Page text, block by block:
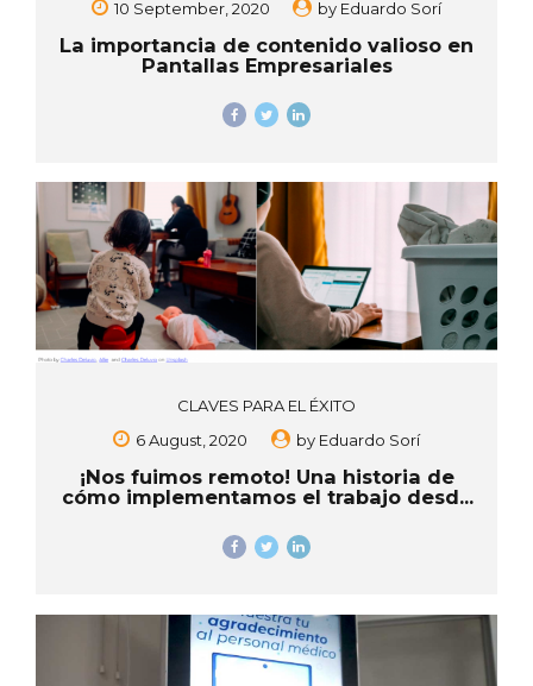
10 September, 2020
by Eduardo Sorí
La importancia de contenido valioso en
Pantallas Empresariales
CLAVES PARA EL ÉXITO
6 August, 2020
by Eduardo Sorí
¡Nos fuimos remoto! Una historia de
cómo implementamos el trabajo desde